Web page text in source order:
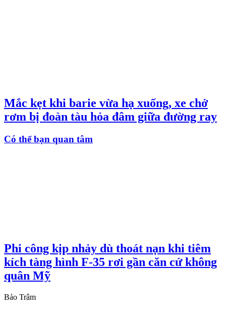
Mắc kẹt khi barie vừa hạ xuống, xe chở
rơm bị đoàn tàu hỏa đâm giữa đường ray
Có thể bạn quan tâm
Phi công kịp nhảy dù thoát nạn khi tiêm
kích tàng hình F-35 rơi gần căn cứ không
quân Mỹ
Bảo Trâm